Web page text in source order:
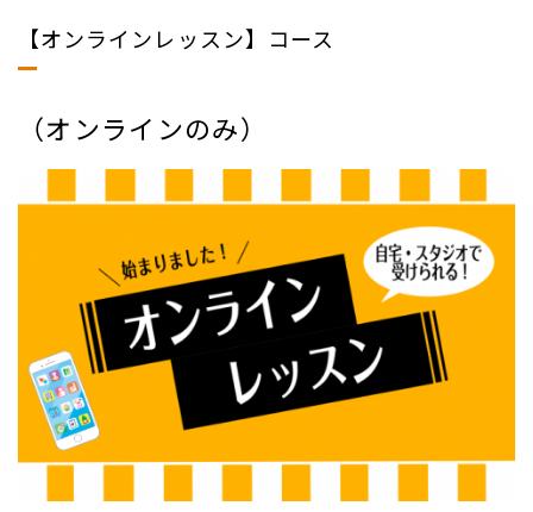
【オンラインレッスン】コース
（オンラインのみ）